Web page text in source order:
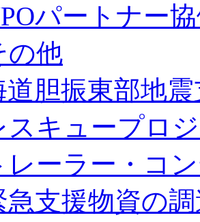
パートナー
の他
道胆振東部地
スキュープロ
レーラー・コ
急支援物資の